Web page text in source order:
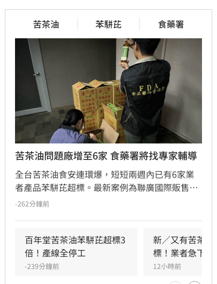
苦茶油 苯駢芘 食藥署
苦茶油問題廠增至6家 食藥署將找專家輔導
全台苦茶油食安連環爆，短短兩週內已有6家業
者產品苯駢芘超標。最新案例為聯廣國際販售的
「百年堂冷壓黃金苦茶油」，經檢出苯駢芘
說明，問題油品多為小型、前店後廠模式生產，
茶籽來源與製程溫度差異大。為提升食安品質，
食藥署將啟動輔導計畫。（記者：簡浩正）
-262分鐘前
百年堂苦茶油苯駢芘超標3
倍！產線全停工
-239分鐘前
新／又有苦茶
標！業者急下架
12小時前